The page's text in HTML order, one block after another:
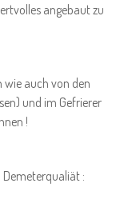
angebaut zu
wie auch von den
und im Gefrierer
!
: